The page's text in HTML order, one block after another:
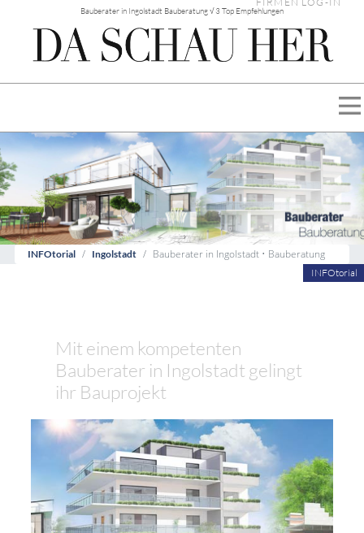
Bauberater in Ingolstadt Bauberatung √ 3 Top Empfehlungen
INFOtorial Ingolstadt
Bauberater in Ingolstadt • Bauberatung
INFOtorial
Mit einem kompetenten
Bauberater in Ingolstadt gelingt
ihr Bauprojekt